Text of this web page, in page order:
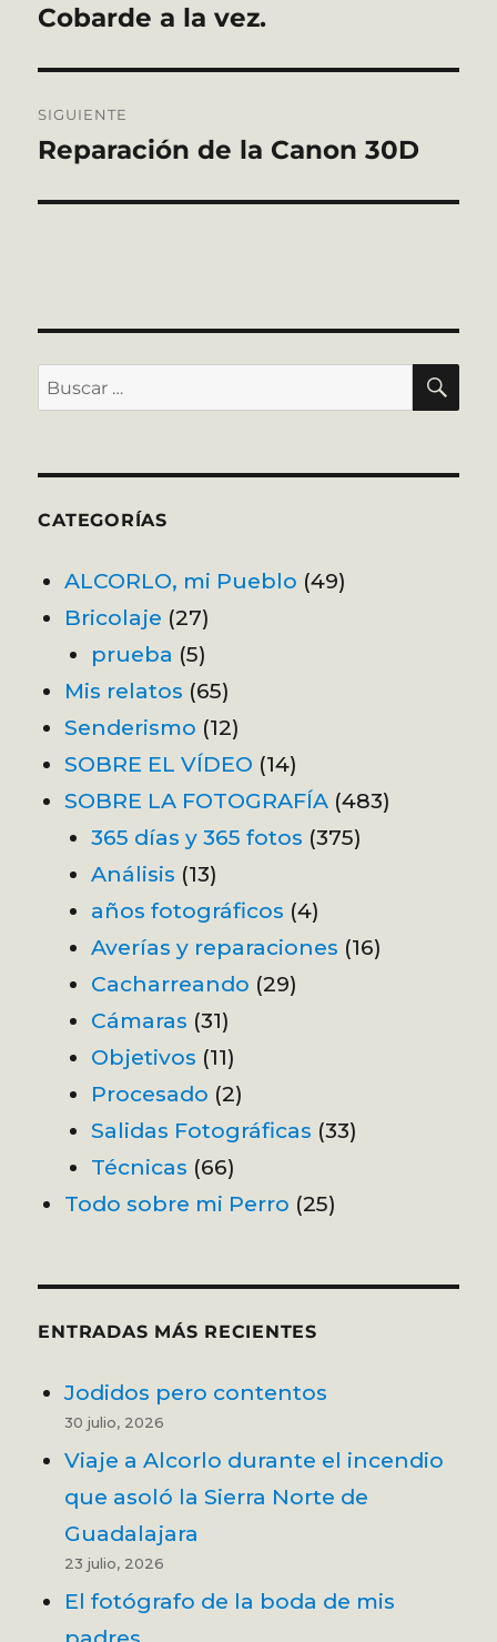
entradas
anterior:
Cobarde a la vez.
SIGUIENTE
Entrada
Reparación de la Canon 30D
Buscar
por:
CATEGORÍAS
ALCORLO, mi Pueblo (49)
Bricolaje (27)
prueba (5)
Mis relatos (65)
Senderismo (12)
SOBRE EL VÍDEO (14)
SOBRE LA FOTOGRAFÍA (483)
365 días y 365 fotos (375)
Análisis (13)
años fotográficos (4)
Averías y reparaciones (16)
Cacharreando (29)
Cámaras (31)
Objetivos (11)
Procesado (2)
Salidas Fotográficas (33)
Técnicas (66)
Todo sobre mi Perro (25)
ENTRADAS MÁS RECIENTES
Jodidos pero contentos
30 julio, 2026
Viaje a Alcorlo durante el incendio
que asoló la Sierra Norte de
Guadalajara
23 julio, 2026
El fotógrafo de la boda de mis